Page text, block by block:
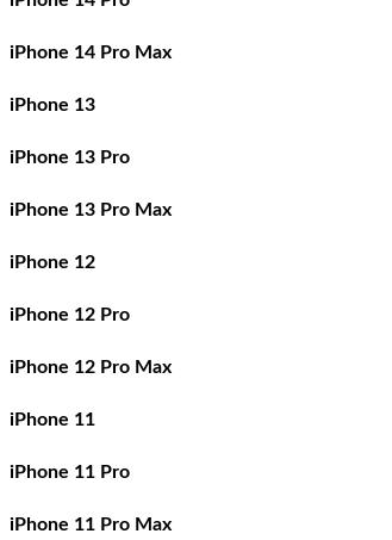
iPhone 14 Pro Max
iPhone 13
iPhone 13 Pro
iPhone 13 Pro Max
iPhone 12
iPhone 12 Pro
iPhone 12 Pro Max
iPhone 11
iPhone 11 Pro
iPhone 11 Pro Max